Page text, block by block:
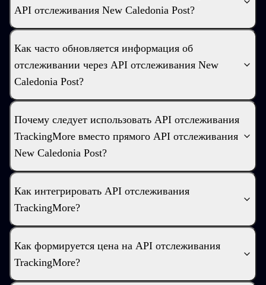
API отслеживания New Caledonia Post?
Как часто обновляется информация об
отслеживании через API отслеживания New
Caledonia Post?
Почему следует использовать API отслеживания
TrackingMore вместо прямого API отслеживания
New Caledonia Post?
Как интегрировать API отслеживания
TrackingMore?
Как формируется цена на API отслеживания
TrackingMore?